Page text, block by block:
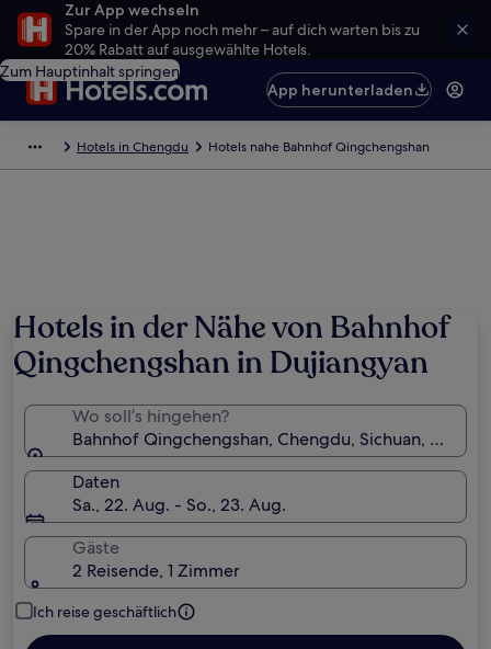
Zur App wechseln
Spare in der App noch mehr – auf dich warten bis zu
20% Rabatt auf ausgewählte Hotels.
Zum Hauptinhalt springen
App herunterladen
Hotels in Chengdu Hotels nahe Bahnhof Qingchengshan
Hotels in der Nähe von Bahnhof
Qingchengshan in Dujiangyan
Wo soll’s hingehen?
Bahnhof Qingchengshan, Chengdu, Sichuan, China
Daten
Sa., 22. Aug. - So., 23. Aug.
Gäste
2 Reisende, 1 Zimmer
Ich reise geschäftlich